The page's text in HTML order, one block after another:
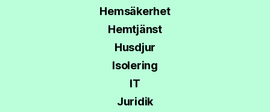
Hemsäkerhet
Hemtjänst
Husdjur
Isolering
IT
Juridik